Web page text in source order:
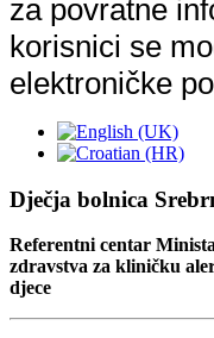
za povratne
korisnici se
elektroničke
Dječja bolnica
Referentni centar
zdravstva za kliničku
djece